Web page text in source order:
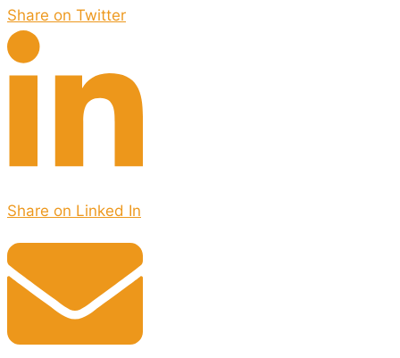
Share on Twitter
Share on Linked In